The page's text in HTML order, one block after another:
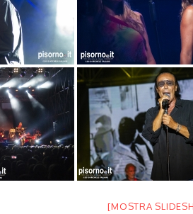
[MOSTRA